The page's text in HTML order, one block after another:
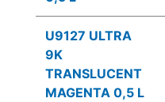
U9127 ULTRA
9K
TRANSLUCENT
MAGENTA 0,5 L